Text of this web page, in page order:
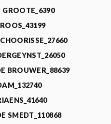
GROOTE_6390
BROUWER_88639
SMEDT_110868